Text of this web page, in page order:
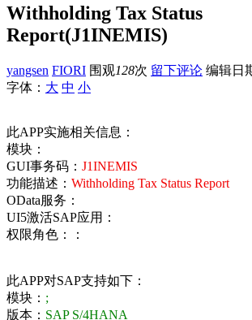
Withholding Tax Status
Report(J1INEMIS)
yangsen FIORI 围观128次 留下评论 编辑日
字体： 大 中 小
此APP实施相关信息：
模块：
GUI事务码： J1INEMIS
功能描述： Withholding Tax Status Report
OData服务：
UI5激活SAP应用：
权限角色：：
此APP对SAP支持如下：
模块： ;
版本： SAP S/4HANA